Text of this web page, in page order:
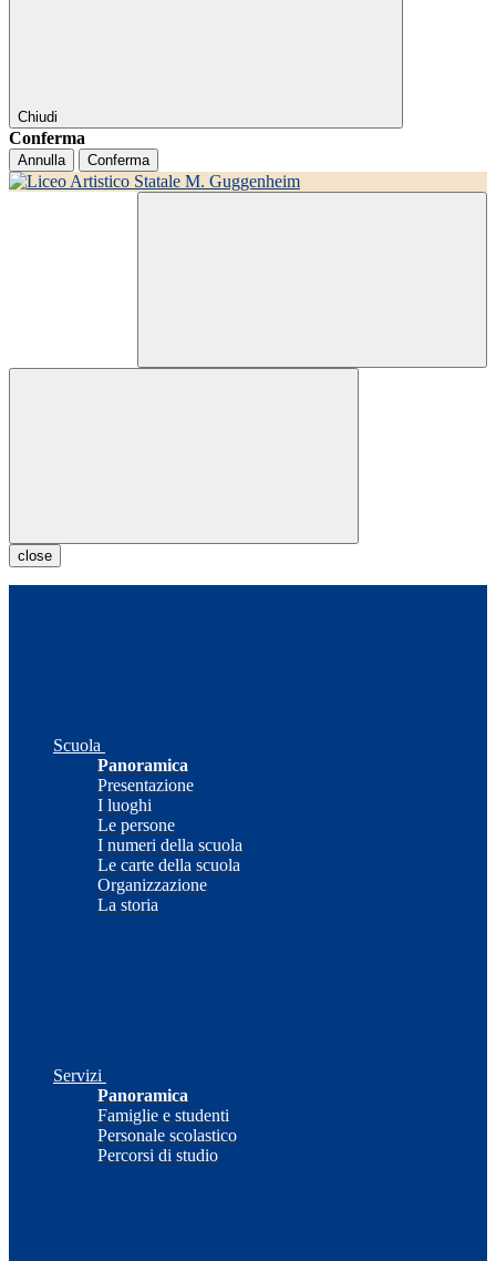
Chiudi
Conferma
Annulla Conferma
close
Scuola
Panoramica
Presentazione
I luoghi
Le persone
I numeri della scuola
Le carte della scuola
Organizzazione
La storia
Servizi
Panoramica
Famiglie e studenti
Personale scolastico
Percorsi di studio